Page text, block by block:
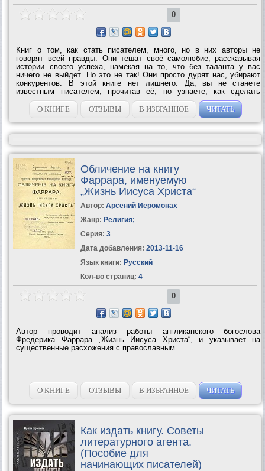
0
Книг о том, как стать писателем, много, но в них авторы не
говорят всей правды. Они тешат своё самолюбие, рассказывая
истории своего успеха, намекая на то, что без таланта у вас
ничего не выйдет. Но это не так! Они просто дурят нас, убирают
конкурентов. В этой книге нет лишнего. Да, вы не станете
известным писателем, прочитав её, но узнаете, как сделать
первые шаги и какие препятствия вас ждут на этом...
О КНИГЕ
ОТЗЫВЫ В ИЗБРАННОЕ ЧИТАТЬ
Обличение на книгу
Фаррара, именуемую
„Жизнь Иисуса Христа“
Автор: Арсений Иеромонах
Жанр: Религия;
Серия: 3
Дата добавления: 2013-11-16
Язык книги: Русский
Кол-во страниц: 4
0
Автор проводит анализ работы англиканского богослова
Фредерика Фаррара „Жизнь Иисуса Христа“, и указывает на
существенные расхожения с православным...
О КНИГЕ ОТЗЫВЫ В ИЗБРАННОЕ ЧИТАТЬ
Как издать книгу. Советы
литературного агента.
(Пособие для
начинающих писателей)